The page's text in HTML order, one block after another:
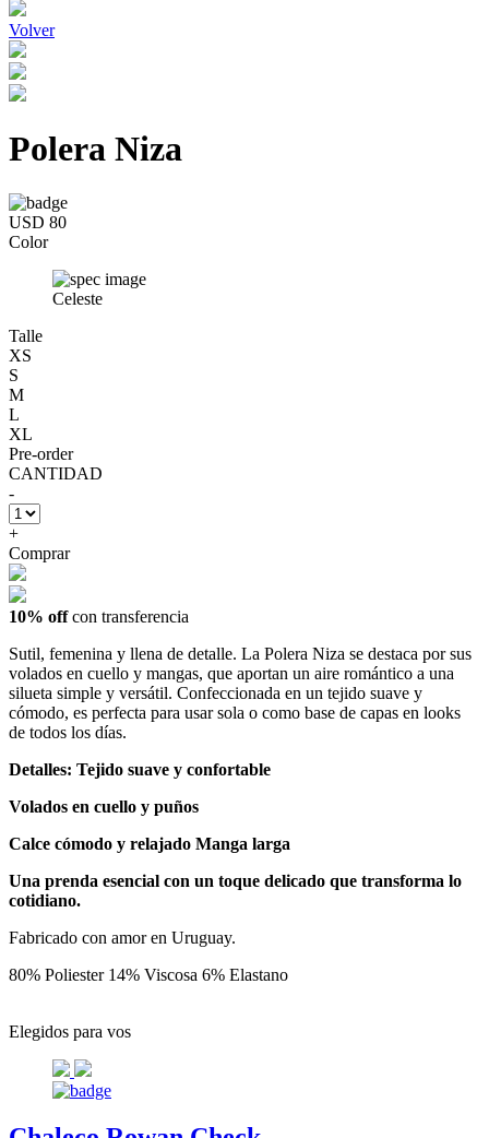
Volver
Polera Niza
USD 80
Color
Celeste
Talle
XS
S
M
L
XL
Pre-order
CANTIDAD
-
+
Comprar
10% offcon transferencia
Sutil, femenina y llena de detalle. La Polera Niza se destaca por sus
volados en cuello y mangas, que aportan un aire romántico a una
silueta simple y versátil. Confeccionada en un tejido suave y
cómodo, es perfecta para usar sola o como base de capas en looks
de todos los días.
Detalles: Tejido suave y confortable
Volados en cuello y puños
Calce cómodo y relajado Manga larga
Una prenda esencial con un toque delicado que transforma lo
cotidiano.
Fabricado con amor en Uruguay.
80% Poliester 14% Viscosa 6% Elastano
Elegidos para vos